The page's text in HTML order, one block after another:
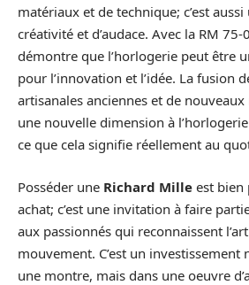
matériaux et de technique; c’est
créativité et d’audace. Avec la RM
démontre que l’horlogerie peut être
pour l’innovation et l’idée. La fusion
artisanales anciennes et de
une nouvelle dimension à
ce que cela signifie réellement au
Posséder une Richard Mille est bien
achat; c’est une invitation à faire
aux passionnés qui reconnaissent
mouvement. C’est un investissement
une montre, mais dans une oeuvre